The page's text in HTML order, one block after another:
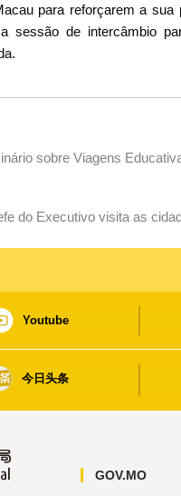
para reforçarem a sua
sessão de intercâmbio
sobre Viagens
do Executivo visita as
Youtube
今日头条
GOV.MO